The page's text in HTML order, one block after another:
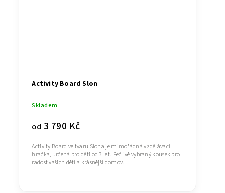
Activity Board Slon
Skladem
od 3 790 Kč
Activity Board ve tvaru Slona je mimořádná vzdělávací
hračka, určená pro děti od 3 let. Pečlivě vybraný kousek pro
radost vašich dětí a krásnější domov.